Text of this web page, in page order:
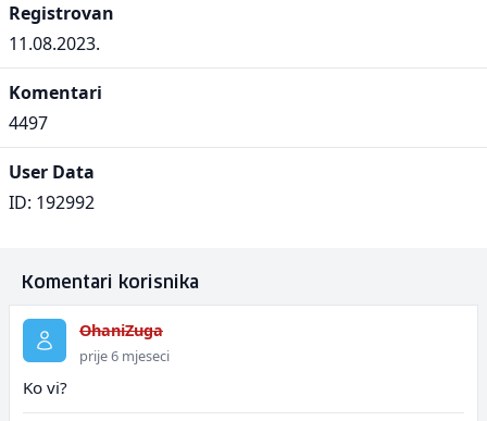
Registrovan
11.08.2023.
Komentari
4497
User Data
ID: 192992
Komentari korisnika
OhaniZuga
prije 6 mjeseci
Ko vi?